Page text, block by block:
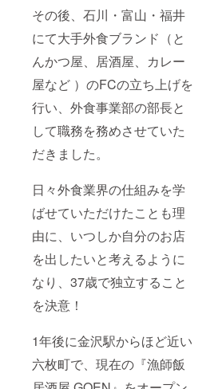
その後、石川・富山・福井
にて大手外食ブランド（と
んかつ屋、居酒屋、カレー
屋など ）のFCの立ち上げを
行い、外食事業部の部長と
して職務を務めさせていた
だきました。
日々外食業界の仕組みを学
ばせていただけたことも理
由に、いつしか自分のお店
を出したいと考えるように
なり、37歳で独立すること
を決意！
1年後に金沢駅からほど近い
六枚町で、現在の『漁師飯